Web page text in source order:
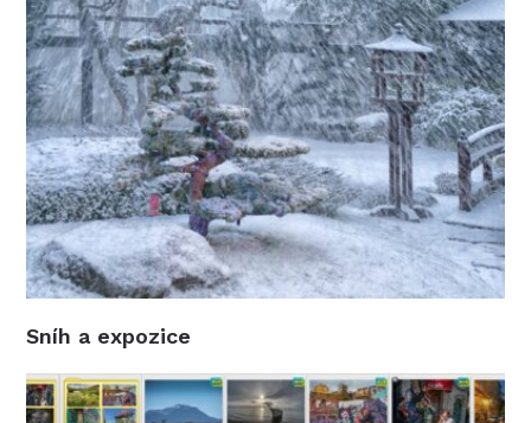
Sníh a expozice